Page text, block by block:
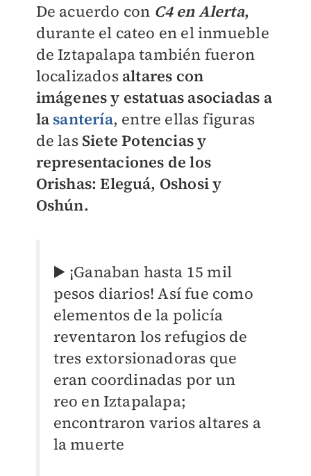
De acuerdo con C4 en Alerta,
durante el cateo en el inmueble
de Iztapalapa también fueron
localizados altares con
imágenes y estatuas asociadas a
la santería, entre ellas figuras
de las Siete Potencias y
representaciones de los
Orishas: Eleguá, Oshosi y
Oshún.
▶️ ¡Ganaban hasta 15 mil
pesos diarios! Así fue como
elementos de la policía
reventaron los refugios de
tres extorsionadoras que
eran coordinadas por un
reo en Iztapalapa;
encontraron varios altares a
la muerte